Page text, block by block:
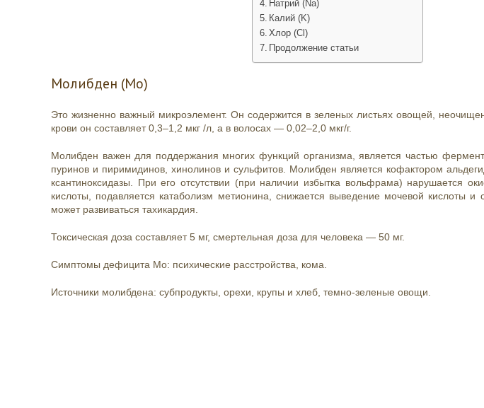
Натрий (Na)
Калий (K)
Хлор (Cl)
Продолжение статьи
Молибден (Mo)
Это жизненно важный микроэлемент. Он содержится в зеленых листьях овощей,
крови он составляет 0,3–1,2 мкг /л, а в волосах — 0,02–2,0 мкг/г.
Молибден важен для поддержания многих функций организма, является частью
пуринов и пиримидинов, хинолинов и сульфитов. Молибден является кофактором
ксантиноксидазы. При его отсутствии (при наличии избытка вольфрама) нарушается
кислоты, подавляется катаболизм метионина, снижается выведение мочевой кислоты и
может развиваться тахикардия.
Токсическая доза составляет 5 мг, смертельная доза для человека — 50 мг.
Симптомы дефицита Мо: психические расстройства, кома
Источники молибдена: субпродукты, орехи, крупы и хлеб, темно-зеленые овощи.